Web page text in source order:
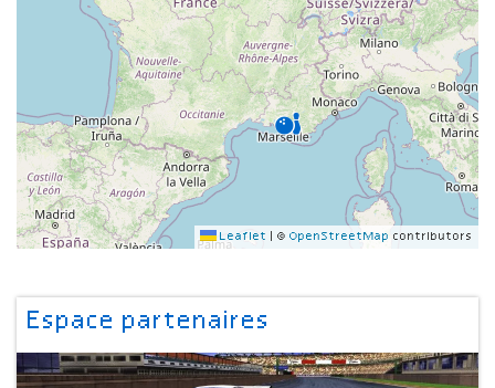
Leaflet © OpenStreetMap contributors
Espace partenaires